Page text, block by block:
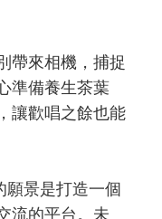
來相機，捕捉
準備養生茶葉
讓歡唱之餘也能
景是打造一個
流的平台。未